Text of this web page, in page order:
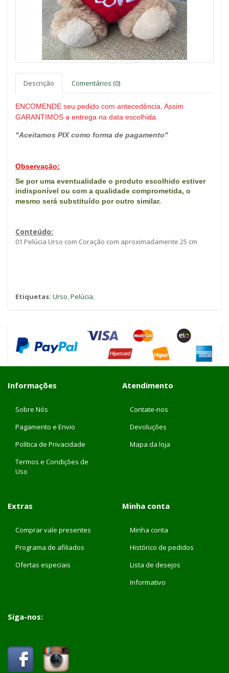
Descrição Comentários (0)
ENCOMENDE seu pedido com antecedência, Assim
GARANTIMOS a entrega na data escolhida.
"Aceitamos PIX como forma de pagamento"
Observação:
Se por uma eventualidade o produto escolhido estiver
indisponível ou com a qualidade comprometida, o
mesmo será substituído por outro similar.
Conteúdo:
01 Pelúcia Urso com Coração com aproximadamente 25 cm
Etiquetas: Urso,Pelúcia,
Informações
Sobre Nós
Pagamento e Envio
Política de Privacidade
Termos e Condições de
Uso
Atendimento
Contate-nos
Devoluções
Mapa da loja
Extras
Comprar vale presentes
Programa de afiliados
Ofertas especiais
Minha conta
Minha conta
Histórico de pedidos
Lista de desejos
Informativo
Siga-nos: